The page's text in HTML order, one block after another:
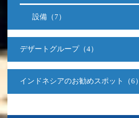
設備（7）
デザートグループ（4）
インドネシアのお勧めスポット（6）